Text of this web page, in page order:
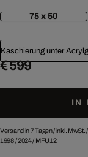
75 x 50
Kaschierung unter
€ 599
IN
Versand in 7 Tagen /inkl. MwSt. /
1998/2024/ MFU12